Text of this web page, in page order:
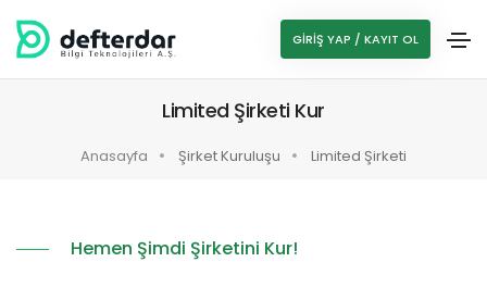
GIRIŞ YAP / KAYIT OL
Limited Şirketi Kur
Anasayfa Şirket Kuruluşu Limited Şirketi
Hemen Şimdi Şirketini Kur!